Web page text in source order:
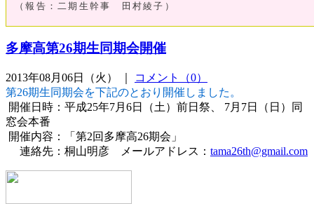
（報告：二期生幹事 田村綾子）
多摩高第26期生同期会開催
2013年08月06日（火） ｜
コメント（0）
第26期生同期会を下記のとおり開催しました。
開催日時：平成25年7月6日（土）前日祭、 7月7日（日）同
窓会本番
開催内容：「第2回多摩高26期会」
連絡先：桐山明彦 メールアドレス： tama26th@gmail.com